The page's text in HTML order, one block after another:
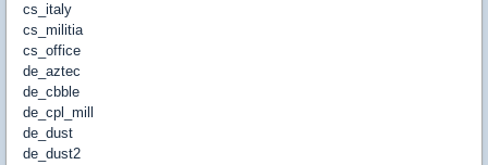
cs_italy
cs_militia
cs_office
de_aztec
de_cbble
de_cpl_mill
de_dust
de_dust2